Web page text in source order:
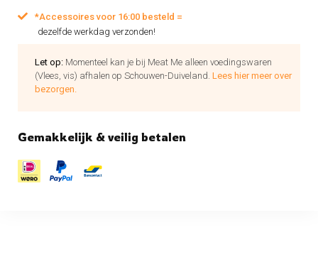
*Accessoires voor 16:00 besteld =
dezelfde werkdag verzonden!
Let op: Momenteel kan je bij Meat Me alleen voedingswaren
(Vlees, vis) afhalen op Schouwen-Duiveland. Lees hier meer over
bezorgen.
Gemakkelijk & veilig betalen